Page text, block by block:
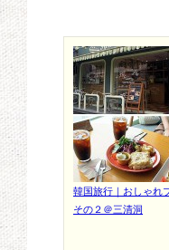
韓国旅行｜おしゃれ
その２＠三清洞